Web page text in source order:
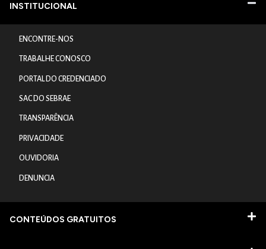
INSTITUCIONAL
ENCONTRE-NOS
TRABALHE CONOSCO
PORTAL DO CREDENCIADO
SAC DO SEBRAE
TRANSPARÊNCIA
PRIVACIDADE
OUVIDORIA
DENUNCIA
CONTEÚDOS GRATUITOS